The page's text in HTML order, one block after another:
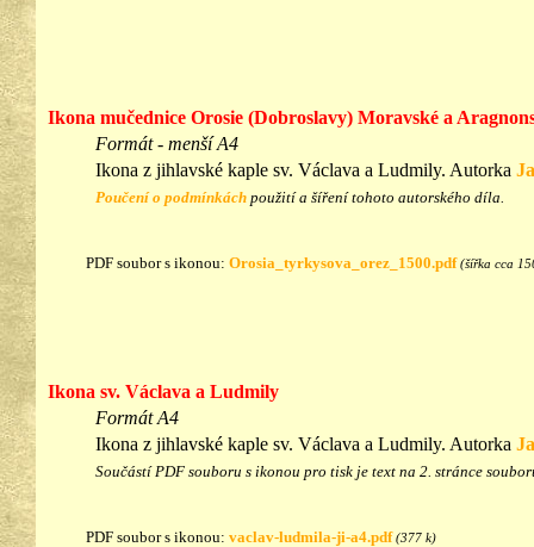
Ikona mučednice Orosie (Dobroslavy) Moravské a
Formát - menší A4
Ikona z jihlavské kaple sv. Václava a Ludmily. Autorka
Poučení o podmínkách použití a šíření tohoto autorského díla.
PDF soubor s ikonou: Orosia_tyrkysova_orez_1500.pdf (šířka cca
Ikona sv. Václava a Ludmily
Formát A4
Ikona z jihlavské kaple sv. Václava a Ludmily. Autorka
Součástí PDF souboru s ikonou pro tisk je text na 2. stránce
PDF soubor s ikonou: vaclav-ludmila-ji-a4.pdf (377 k)